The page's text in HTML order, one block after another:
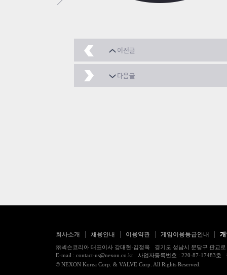
이전글
일좀전 삭제합시다
다음글
회사소개 채용안내 이용약관 게임이용등급안내
㈜넥슨코리아 대표이사 강대현·김정욱 경기도 성남시 분당구 판교
E-mail : contact-us@nexon.co.kr 사업자등록번호 : 220-87-17483
© NEXON Korea Corp. & VALVE Corp. All Rights Reserved.